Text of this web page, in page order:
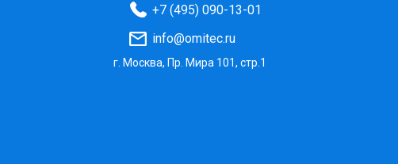
г. Москва, Пр. Мира 101, стр.1
info@omitec.ru
+7 (495) 090-13-01